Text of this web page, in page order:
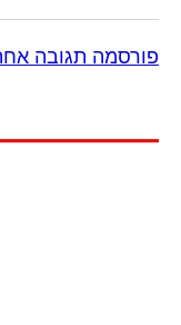
פורסמה תגובה